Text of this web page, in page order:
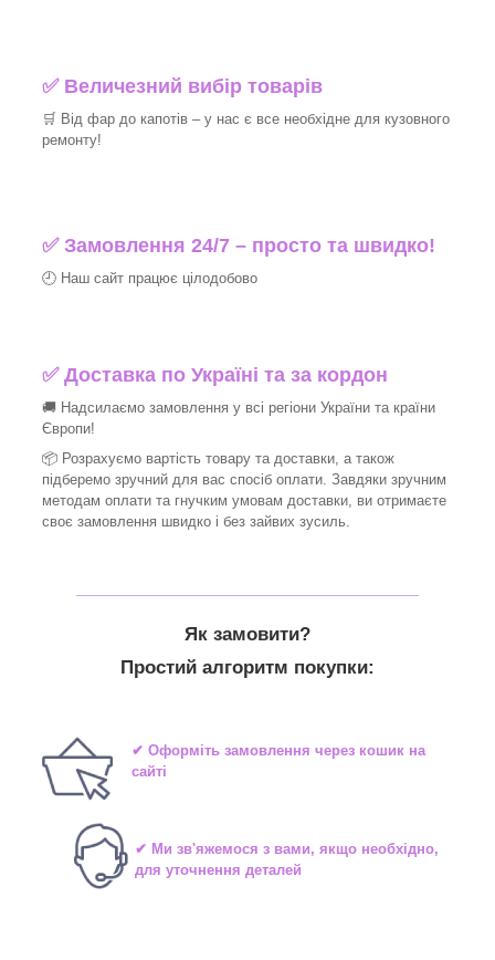
✅ Величезний вибір товарів
🛒 Від фар до капотів – у нас є все необхідне для кузовного
ремонту!
✅ Замовлення 24/7 – просто та швидко!
🕘 Наш сайт працює цілодобово
✅ Доставка по Україні та за кордон
🚚 Надсилаємо замовлення у всі регіони України та країни
Європи!
📦 Розрахуємо вартість товару та доставки, а також
підберемо зручний для вас спосіб оплати. Завдяки зручним
методам оплати та гнучким умовам доставки, ви отримаєте
своє замовлення швидко і без зайвих зусиль.
Як замовити?
Простий алгоритм покупки:
✔ Оформіть замовлення через кошик на
сайті
✔ Ми зв'яжемося з вами, якщо необхідно,
для уточнення деталей